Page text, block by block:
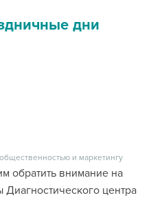
дни
и маркетингу
обратить внимание на
центра